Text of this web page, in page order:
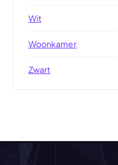
Wit
Woonkamer
Zwart